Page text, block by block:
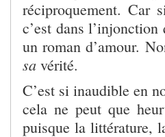
réciproquement. Car
c’est dans
un roman d’amour.
sa vérité.
C’est si inaudible en
cela ne peut que
puisque la littérature,